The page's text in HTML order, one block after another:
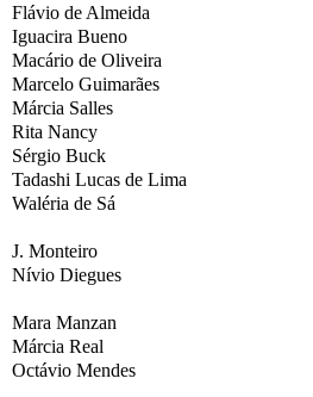
Flávio de Almeida
Iguacira Bueno
Macário de Oliveira
Marcelo Guimarães
Márcia Salles
Rita Nancy
Sérgio Buck
Tadashi Lucas de Lima
Waléria de Sá
J. Monteiro
Nívio Diegues
Mara Manzan
Márcia Real
Octávio Mendes